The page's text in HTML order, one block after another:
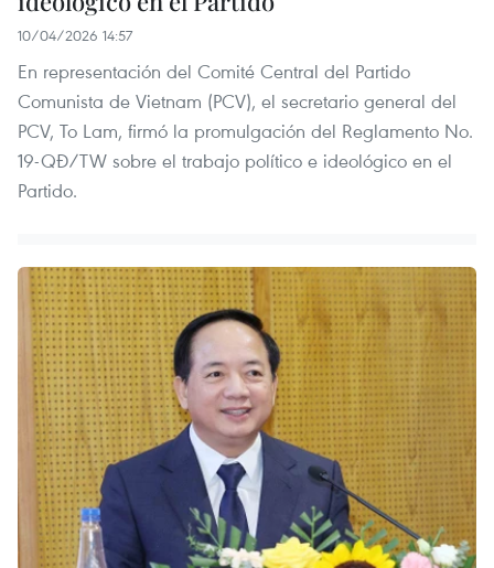
10/04/2026 14:57
En representación del Comité Central del Partido
Comunista de Vietnam (PCV), el secretario general del
PCV, To Lam, firmó la promulgación del Reglamento No.
19-QĐ/TW sobre el trabajo político e ideológico en el
Partido.